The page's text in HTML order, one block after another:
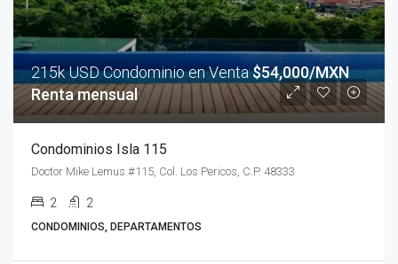
215k USD Condominio en Venta$54,000/MXN
Renta mensual
Condominios Isla 115
Doctor Mike Lemus #115, Col. Los Pericos, C.P. 48333
2 2
CONDOMINIOS, DEPARTAMENTOS